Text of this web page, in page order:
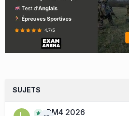
SUJETS
BM4 2026